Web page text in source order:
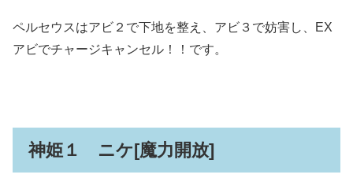
ペルセウスはアビ２で下地を整え、アビ３で妨害し、EX
アビでチャージキャンセル！！です。
神姫１ ニケ[魔力開放]